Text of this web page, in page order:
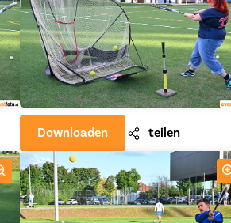
Downloaden teilen